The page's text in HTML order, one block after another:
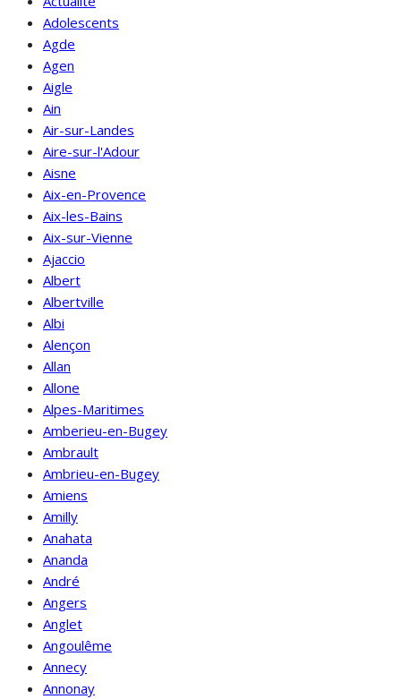
Adolescents
Agde
Agen
Aigle
Ain
Air-sur-Landes
Aire-sur-l'Adour
Aisne
Aix-en-Provence
Aix-les-Bains
Aix-sur-Vienne
Ajaccio
Albert
Albertville
Albi
Alençon
Allan
Allone
Alpes-Maritimes
Amberieu-en-Bugey
Ambrault
Ambrieu-en-Bugey
Amiens
Amilly
Anahata
Ananda
André
Angers
Anglet
Angoulême
Annecy
Annonay